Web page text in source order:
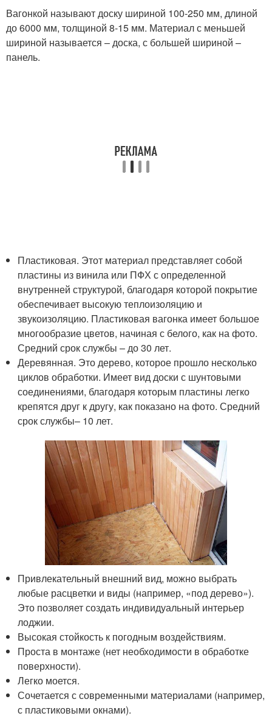
Вагонкой называют доску шириной 100-250 мм, длиной
до 6000 мм, толщиной 8-15 мм. Материал с меньшей
шириной называется – доска, с большей шириной –
панель.
Пластиковая. Этот материал представляет собой
пластины из винила или ПФХ с определенной
внутренней структурой, благодаря которой покрытие
обеспечивает высокую теплоизоляцию и
звукоизоляцию. Пластиковая вагонка имеет большое
многообразие цветов, начиная с белого, как на фото.
Средний срок службы – до 30 лет.
Деревянная. Это дерево, которое прошло несколько
циклов обработки. Имеет вид доски с шунтовыми
соединениями, благодаря которым пластины легко
крепятся друг к другу, как показано на фото. Средний
срок службы– 10 лет.
Привлекательный внешний вид, можно выбрать
любые расцветки и виды (например, «под дерево»).
Это позволяет создать индивидуальный интерьер
лоджии.
Высокая стойкость к погодным воздействиям.
Проста в монтаже (нет необходимости в обработке
поверхности).
Легко моется.
Сочетается с современными материалами (например,
с пластиковыми окнами).